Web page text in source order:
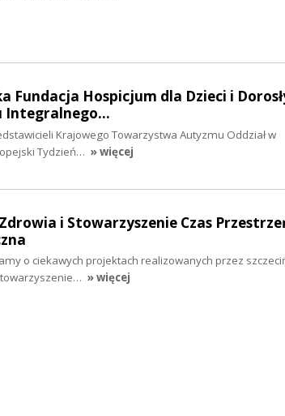
Fundacja Hospicjum dla Dzieci i
Integralnego…
Krajowego Towarzystwa Autyzmu Oddział w
Tydzień… » więcej
i Stowarzyszenie Czas
o ciekawych projektach realizowanych przez
» więcej